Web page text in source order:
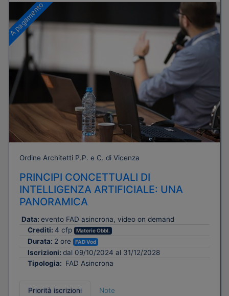
A pagamento
Ordine Architetti P.P. e C. di Vicenza
PRINCIPI CONCETTUALI DI
INTELLIGENZA ARTIFICIALE: UNA
PANORAMICA
Data: evento FAD asincrona, video on demand
Crediti: 4 cfp Materie Obbl.
Durata: 2 ore FAD Vod
Iscrizioni: dal 09/10/2024 al 31/12/2028
Tipologia: FAD Asincrona
Priorità iscrizioni
Note